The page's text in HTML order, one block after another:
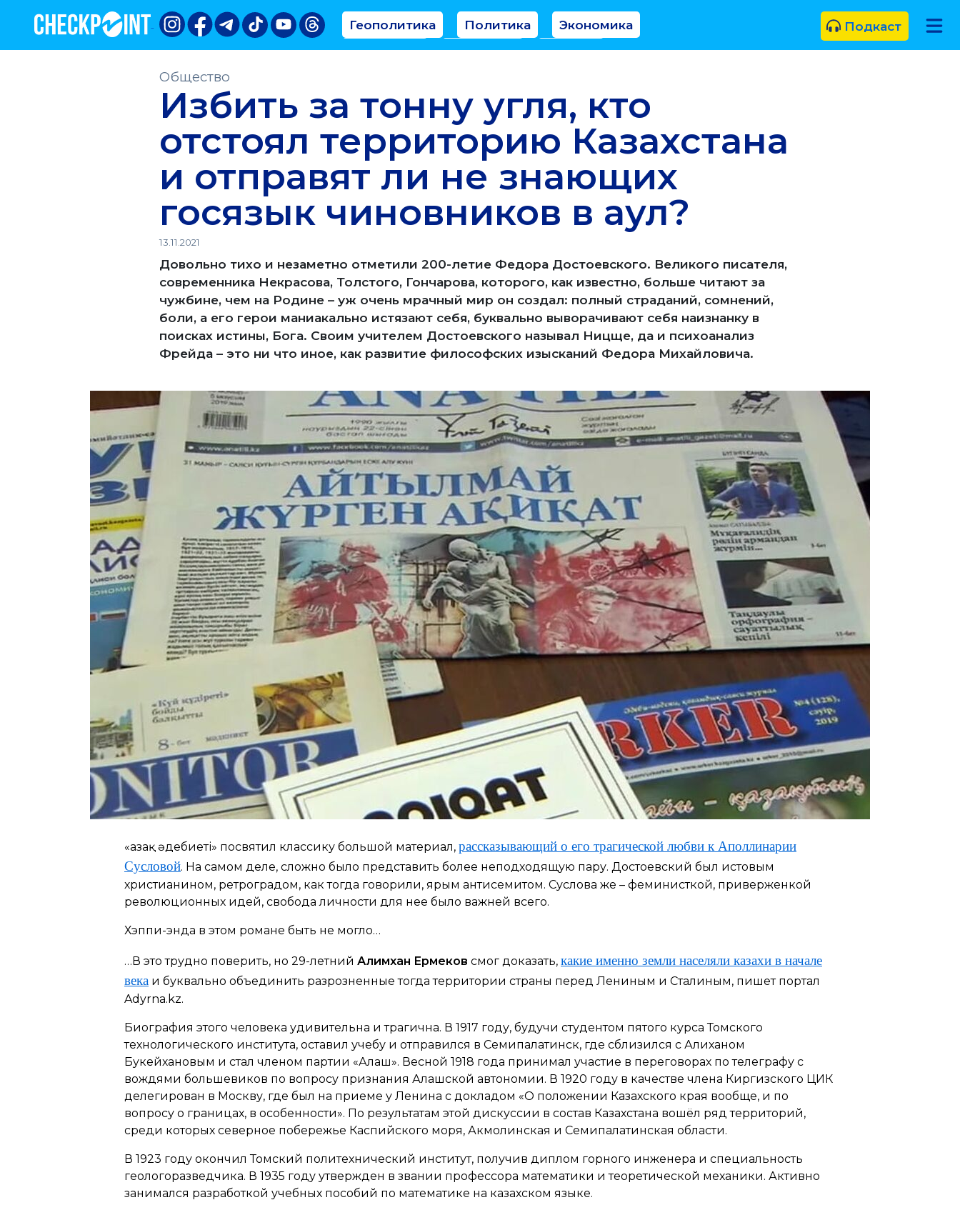
Геополитика Политика
Экономика
Аналитика
Интервью Мнение
Подкаст
Общество
Избить за тонну угля, кто
отстоял территорию Казахстана
и отправят ли не знающих
госязык чиновников в аул?
13.11.2021
Довольно тихо и незаметно отметили 200-летие Федора Достоевского. Великого писателя,
современника Некрасова, Толстого, Гончарова, которого, как известно, больше читают за
чужбине, чем на Родине – уж очень мрачный мир он создал: полный страданий, сомнений,
боли, а его герои маниакально истязают себя, буквально выворачивают себя наизнанку в
поисках истины, Бога. Своим учителем Достоевского называл Ницще, да и психоанализ
Фрейда – это ни что иное, как развитие философских изысканий Федора Михайловича.
«Қазақ әдебиеті» посвятил классику большой материал, рассказывающий о его трагической любви к Аполлинарии
Сусловой. На самом деле, сложно было представить более неподходящую пару. Достоевский был истовым
христианином, ретроградом, как тогда говорили, ярым антисемитом. Суслова же – феминисткой, приверженкой
революционных идей, свобода личности для нее было важней всего.
Хэппи-энда в этом романе быть не могло…
…В это трудно поверить, но 29-летний Алимхан Ермеков смог доказать, какие именно земли населяли казахи в начале
века и буквально объединить разрозненные тогда территории страны перед Лениным и Сталиным, пишет портал
Adyrna.kz.
Биография этого человека удивительна и трагична. В 1917 году, будучи студентом пятого курса Томского
технологического института, оставил учебу и отправился в Семипалатинск, где сблизился с Алиханом
Букейхановым и стал членом партии «Алаш». Весной 1918 года принимал участие в переговорах по телеграфу с
вождями большевиков по вопросу признания Алашской автономии. В 1920 году в качестве члена Киргизского ЦИК
делегирован в Москву, где был на приеме у Ленина с докладом «О положении Казахского края вообще, и по
вопросу о границах, в особенности». По результатам этой дискуссии в состав Казахстана вошёл ряд территорий,
среди которых северное побережье Каспийского моря, Акмолинская и Семипалатинская области.
В 1923 году окончил Томский политехнический институт, получив диплом горного инженера и специальность
геологоразведчика. В 1935 году утвержден в звании профессора математики и теоретической механики. Активно
занимался разработкой учебных пособий по математике на казахском языке.